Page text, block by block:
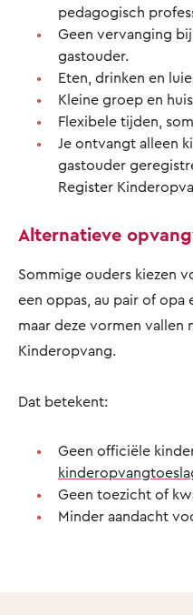
pedagogisch
Geen vervanging
gastouder.
Eten, drinken en
Kleine groep en
Flexibele tijden,
Je ontvangt alleen
gastouder
Register
Alternatieve
Sommige ouders kiezen
een oppas, au pair of opa
maar deze vormen vallen
Kinderopvang.
Dat betekent:
Geen officiële
Geen toezicht of
Minder aandacht